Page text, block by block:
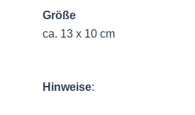
Größe
ca. 13 x 10 cm
Hinweise: